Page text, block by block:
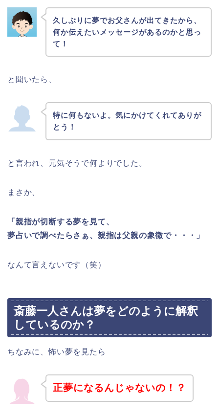
久しぶりに夢でお父さんが出てきたから、
何か伝えたいメッセージがあるのかと思っ
て！
と聞いたら、
特に何もないよ。気にかけてくれてありが
とう！
と言われ、元気そうで何よりでした。
まさか、
「親指が切断する夢を見て、
夢占いで調べたらさぁ、親指は父親の象徴で・・・」
なんて言えないです（笑）
斎藤一人さんは夢をどのように解釈
しているのか？
ちなみに、怖い夢を見たら
正夢になるんじゃないの！？